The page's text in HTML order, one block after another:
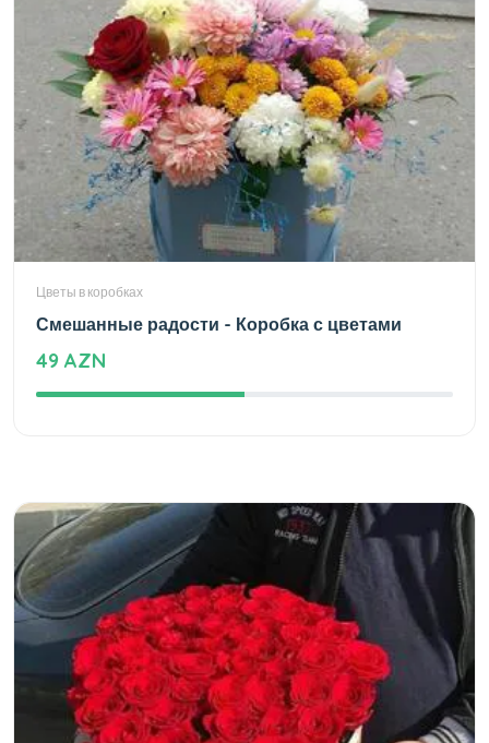
Цветы в коробках
Смешанные радости - Коробка с цветами
49 AZN